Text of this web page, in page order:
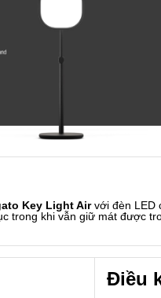
Key Light Airvới đèn LED
trong khi vẫn giữ mát được
Điều